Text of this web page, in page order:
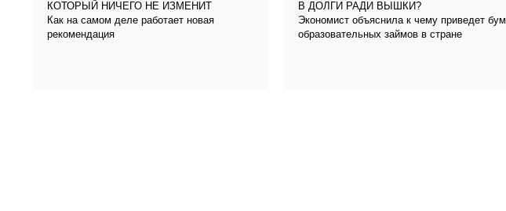
КОТОРЫЙ НИЧЕГО НЕ ИЗМЕНИТ
Как на самом деле работает новая
рекомендация
В ДОЛГИ РАДИ ВЫШКИ?
Экономист объяснила к чему приведет бум
образовательных займов в стране